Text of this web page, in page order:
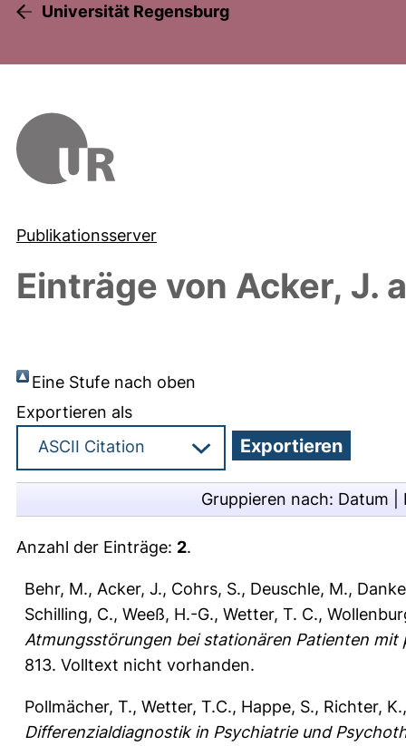
Universität Regensburg
Publikationsserver
Einträge von Acker, J.
Eine Stufe nach oben
Exportieren als
Gruppieren nach: Datum
Anzahl der Einträge: 2.
Behr, M., Acker, J., Cohrs, S., Deuschle, M.,
Schilling, C., Weeß, H.-G., Wetter, T. C.,
Atmungsstörungen bei stationären Patienten mit
813. Volltext nicht vorhanden.
Pollmächer, T., Wetter, T.C., Happe, S., Richter, K.
Differenzialdiagnostik in Psychiatrie und